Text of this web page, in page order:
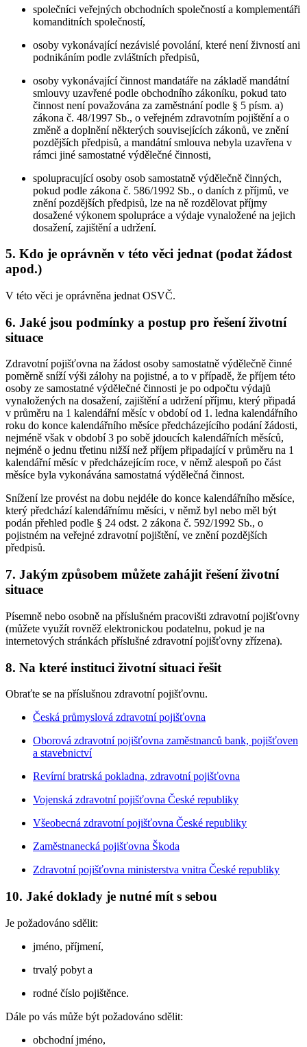
společníci veřejných obchodních společností a komplementáři
komanditních společností,
osoby vykonávající nezávislé povolání, které není živností ani
podnikáním podle zvláštních předpisů,
osoby vykonávající činnost mandatáře na základě mandátní
smlouvy uzavřené podle obchodního zákoníku, pokud tato
činnost není považována za zaměstnání podle § 5 písm. a)
zákona č. 48/1997 Sb., o veřejném zdravotním pojištění a o
změně a doplnění některých souvisejících zákonů, ve znění
pozdějších předpisů, a mandátní smlouva nebyla uzavřena v
rámci jiné samostatné výdělečné činnosti,
spolupracující osoby osob samostatně výdělečně činných,
pokud podle zákona č. 586/1992 Sb., o daních z příjmů, ve
znění pozdějších předpisů, lze na ně rozdělovat příjmy
dosažené výkonem spolupráce a výdaje vynaložené na jejich
dosažení, zajištění a udržení.
5. Kdo je oprávněn v této věci jednat (podat žádost
apod.)
V této věci je oprávněna jednat OSVČ.
6. Jaké jsou podmínky a postup pro řešení životní
situace
Zdravotní pojišťovna na žádost osoby samostatně výdělečně činné
poměrně sníží výši zálohy na pojistné, a to v případě, že příjem této
osoby ze samostatné výdělečné činnosti je po odpočtu výdajů
vynaložených na dosažení, zajištění a udržení příjmu, který připadá
v průměru na 1 kalendářní měsíc v období od 1. ledna kalendářního
roku do konce kalendářního měsíce předcházejícího podání žádosti,
nejméně však v období 3 po sobě jdoucích kalendářních měsíců,
nejméně o jednu třetinu nižší než příjem připadající v průměru na 1
kalendářní měsíc v předcházejícím roce, v němž alespoň po část
měsíce byla vykonávána samostatná výdělečná činnost.
Snížení lze provést na dobu nejdéle do konce kalendářního měsíce,
který předchází kalendářnímu měsíci, v němž byl nebo měl být
podán přehled podle § 24 odst. 2 zákona č. 592/1992 Sb., o
pojistném na veřejné zdravotní pojištění, ve znění pozdějších
předpisů.
7. Jakým způsobem můžete zahájit řešení životní
situace
Písemně nebo osobně na příslušném pracovišti zdravotní pojišťovny
(můžete využít rovněž elektronickou podatelnu, pokud je na
internetových stránkách příslušné zdravotní pojišťovny zřízena).
8. Na které instituci životní situaci řešit
Obraťte se na příslušnou zdravotní pojišťovnu.
Česká průmyslová zdravotní pojišťovna
Oborová zdravotní pojišťovna zaměstnanců bank, pojišťoven
a stavebnictví
Revírní bratrská pokladna, zdravotní pojišťovna
Vojenská zdravotní pojišťovna České republiky
Všeobecná zdravotní pojišťovna České republiky
Zaměstnanecká pojišťovna Škoda
Zdravotní pojišťovna ministerstva vnitra České republiky
10. Jaké doklady je nutné mít s sebou
Je požadováno sdělit:
jméno, příjmení,
trvalý pobyt a
rodné číslo pojištěnce.
Dále po vás může být požadováno sdělit:
obchodní jméno,